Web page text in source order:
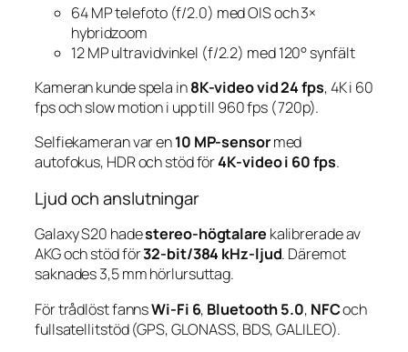
64 MP telefoto (f/2.0) med OIS och 3×
hybridzoom
12 MP ultravidvinkel (f/2.2) med 120° synfält
Kameran kunde spela in8K-video vid 24 fps, 4K i 60
fps och slow motion i upp till 960 fps (720p).
Selfiekameran var en10 MP-sensormed
autofokus, HDR och stöd för4K-video i 60 fps.
Ljud och anslutningar
Galaxy S20 hadestereo-högtalare kalibrerade av
AKG och stöd för32-bit/384 kHz-ljud. Däremot
saknades 3,5 mm hörlursuttag.
För trådlöst fannsWi-Fi 6, Bluetooth 5.0, NFCoch
fullsatellitstöd (GPS, GLONASS, BDS, GALILEO).